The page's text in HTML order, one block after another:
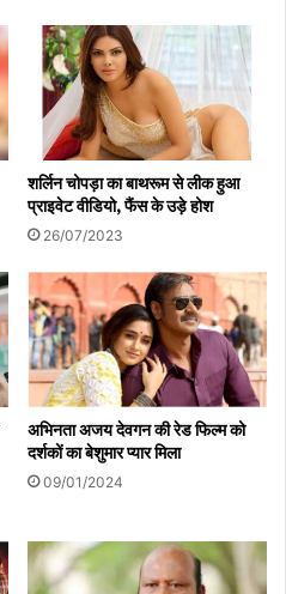
शर्लिन चोपड़ा का बाथरूम से लीक हुआ
प्राइवेट वीडियो, फैंस के उड़े होश
26/07/2023
अभिनता अजय देवगन की रेड फिल्म को
दर्शकों का बेशुमार प्यार मिला
09/01/2024